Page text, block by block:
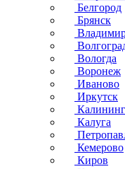
Белгород
Брянск
Вологда
Воронеж
Иваново
Иркутск
Калуга
Кемерово
Киров